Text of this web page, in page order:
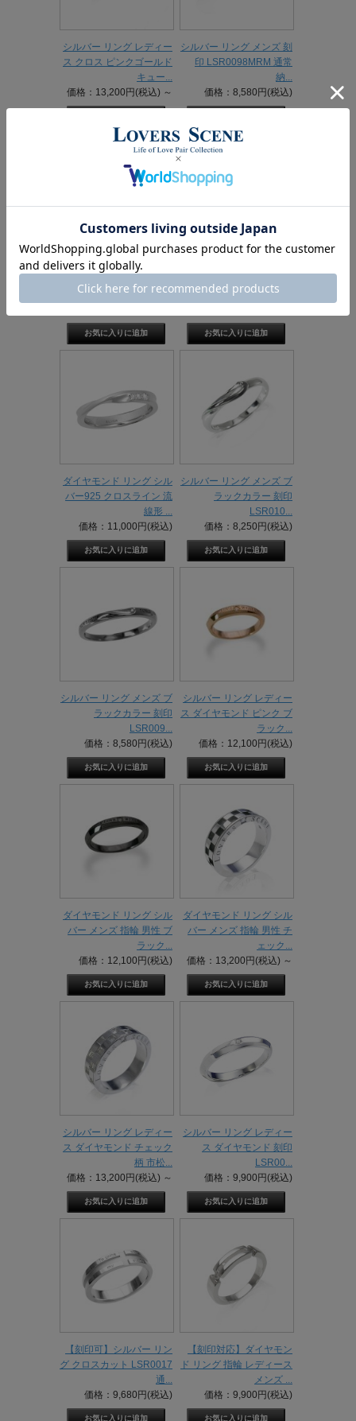
シルバー リング レディー
ス クロス ピンクゴールド
キュー...
価格：13,200円(税込) ～
シルバー リング メンズ 刻
印 LSR0098MRM 通常
納...
価格：8,580円(税込)
シルバーリング レディー
LSR009...
リング ...
ダイヤモンド リング シル
バー925 クロスライン 流
線形 ...
価格：11,000円(税込)
シルバー リング メンズ ブ
ラックカラー 刻印
LSR010...
価格：8,250円(税込)
シルバー リング メンズ ブ
ラックカラー 刻印
LSR009...
価格：8,580円(税込)
シルバー リング レディー
ス ダイヤモンド ピンク ブ
ラック...
価格：12,100円(税込)
ダイヤモンド リング シル
バー メンズ 指輪 男性 ブ
ラック...
価格：12,100円(税込)
ダイヤモンド リング シル
バー メンズ 指輪 男性 チ
ェック...
価格：13,200円(税込) ～
シルバー リング レディー
ス ダイヤモンド チェック
柄 市松...
価格：13,200円(税込) ～
シルバー リング レディー
ス ダイヤモンド 刻印
LSR00...
価格：9,900円(税込)
【刻印可】シルバー リン
グ クロスカット LSR0017
通...
価格：9,680円(税込)
【刻印対応】ダイヤモン
ド リング 指輪 レディース
メンズ ...
価格：9,900円(税込)